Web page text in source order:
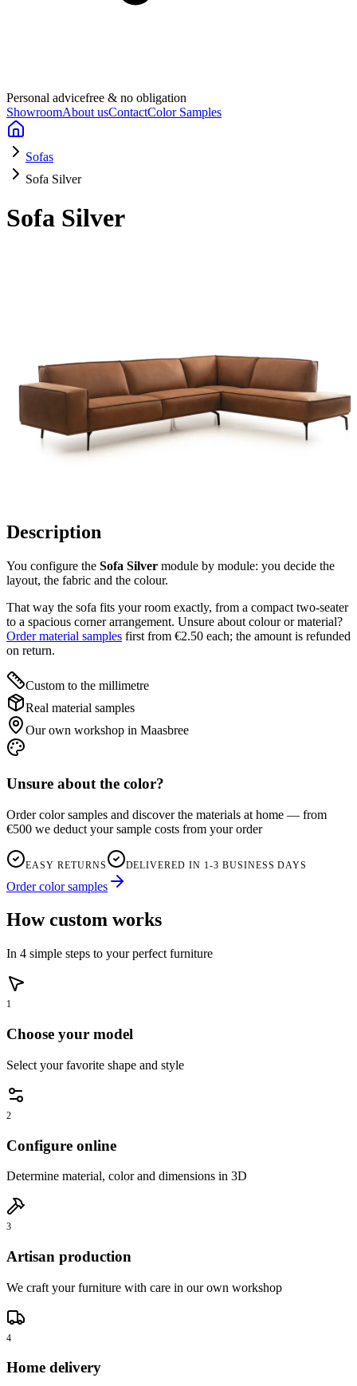
Personal advicefree & no obligation
ShowroomAbout usContactColor Samples
Sofas
Sofa Silver
Sofa Silver
Description
You configure the Sofa Silver module by module: you decide the
layout, the fabric and the colour.
That way the sofa fits your room exactly, from a compact two-seater
to a spacious corner arrangement. Unsure about colour or material?
Order material samples first from €2.50 each; the amount is refunded
on return.
Custom to the millimetre
Real material samples
Our own workshop in Maasbree
Unsure about the color?
Order color samples and discover the materials at home — from
€500 we deduct your sample costs from your order
EASY RETURNS DELIVERED IN 1-3 BUSINESS DAYS
Order color samples
How custom works
In 4 simple steps to your perfect furniture
1
Choose your model
Select your favorite shape and style
2
Configure online
Determine material, color and dimensions in 3D
3
Artisan production
We craft your furniture with care in our own workshop
4
Home delivery